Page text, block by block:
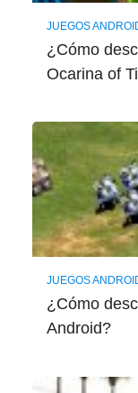
JUEGOS
¿Cómo
Ocarina of
JUEGOS
¿Cómo
Android?